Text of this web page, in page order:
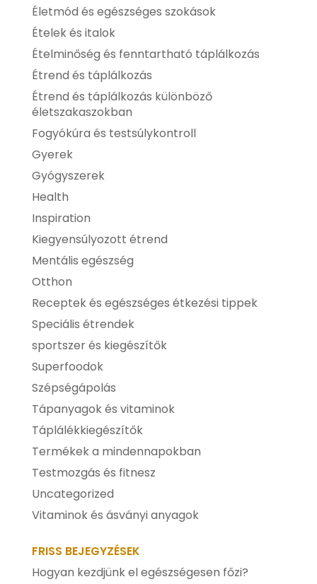
Életmód és egészséges szokások
Ételek és italok
Ételminőség és fenntartható táplálkozás
Étrend és táplálkozás
Étrend és táplálkozás különböző
életszakaszokban
Fogyókúra és testsúlykontroll
Gyerek
Gyógyszerek
Health
Inspiration
Kiegyensúlyozott étrend
Mentális egészség
Otthon
Receptek és egészséges étkezési tippek
Speciális étrendek
sportszer és kiegészítők
Superfoodok
Szépségápolás
Tápanyagok és vitaminok
Táplálékkiegészítők
Termékek a mindennapokban
Testmozgás és fitnesz
Uncategorized
Vitaminok és ásványi anyagok
FRISS BEJEGYZÉSEK
Hogyan kezdjünk el egészségesen főzi?